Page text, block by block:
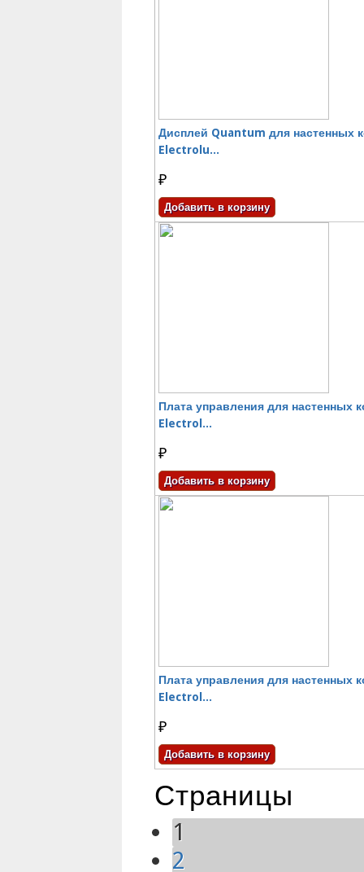
Дисплей Quantum для настенных
Electrolu...
₽
Плата управления для настенных
Electrol...
₽
Плата управления для настенных
Electrol...
₽
Страницы
1
2